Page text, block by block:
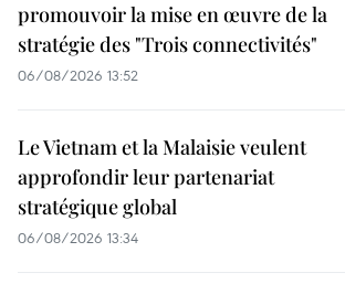
promouvoir la mise en œuvre de la
stratégie des "Trois connectivités"
06/08/2026 13:52
Le Vietnam et la Malaisie veulent
approfondir leur partenariat
stratégique global
06/08/2026 13:34